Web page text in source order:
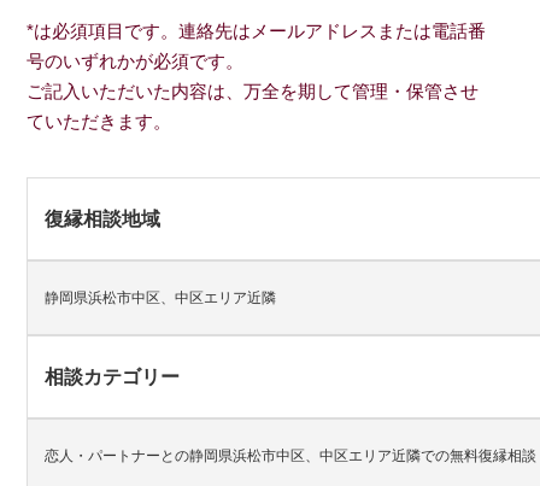
*は必須項目です。連絡先はメールアドレスまたは電話番
号のいずれかが必須です。
ご記入いただいた内容は、万全を期して管理・保管させ
ていただきます。
復縁相談地域
静岡県浜松市中区、中区エリア近隣
相談カテゴリー
恋人・パートナーとの静岡県浜松市中区、中区エリア近隣での無料復縁相談